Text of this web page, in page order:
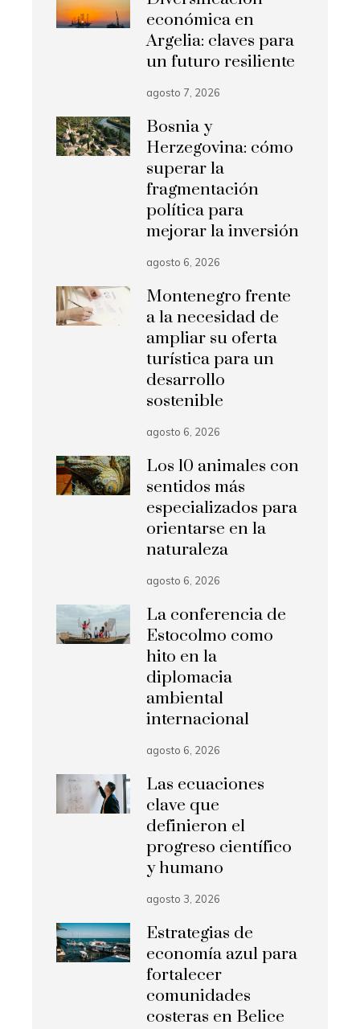
económica en
Argelia: claves para
un futuro resiliente
agosto 7, 2026
Bosnia y
Herzegovina: cómo
superar la
fragmentación
política para
mejorar la inversión
agosto 6, 2026
Montenegro frente
a la necesidad de
ampliar su oferta
turística para un
desarrollo
sostenible
agosto 6, 2026
Los 10 animales con
sentidos más
especializados para
orientarse en la
naturaleza
agosto 6, 2026
La conferencia de
Estocolmo como
hito en la
diplomacia
ambiental
internacional
agosto 6, 2026
Las ecuaciones
clave que
definieron el
progreso científico
y humano
agosto 3, 2026
Estrategias de
economía azul para
fortalecer
comunidades
costeras en Belice